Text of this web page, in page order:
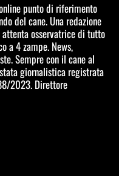
punto di riferimento
del cane. Una redazione
attenta osservatrice di tutto
a 4 zampe. News,
Sempre con il cane al
giornalistica registrata
2023. Direttore